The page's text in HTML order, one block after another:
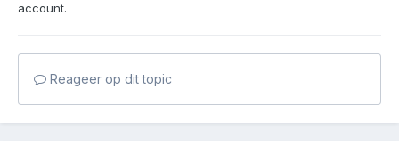
account.
Reageer op dit topic